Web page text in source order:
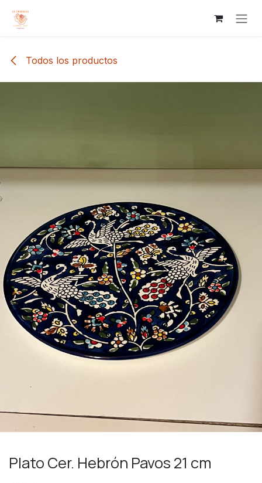
Todos los productos
Plato Cer. Hebrón Pavos 21 cm